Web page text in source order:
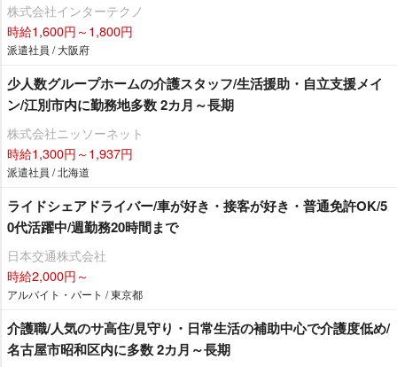
株式会社インターテクノ
時給1,600円～1,800円
派遣社員 / 大阪府
少人数グループホームの介護スタッフ/生活援助・自立支援メイ
ン/江別市内に勤務地多数 2カ月～長期
株式会社ニッソーネット
時給1,300円～1,937円
派遣社員 / 北海道
ライドシェアドライバー/車が好き・接客が好き・普通免許OK/5
0代活躍中/週勤務20時間まで
日本交通株式会社
時給2,000円～
アルバイト・パート / 東京都
介護職/人気のサ高住/見守り・日常生活の補助中心で介護度低め/
名古屋市昭和区内に多数 2カ月～長期